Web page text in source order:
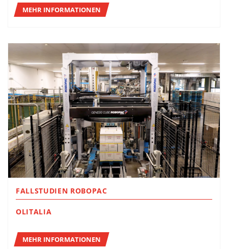
MEHR INFORMATIONEN
FALLSTUDIEN ROBOPAC
OLITALIA
MEHR INFORMATIONEN